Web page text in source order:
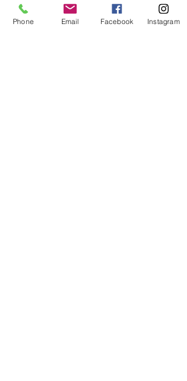
l’inconscience.
Phone Email Facebook Instagram